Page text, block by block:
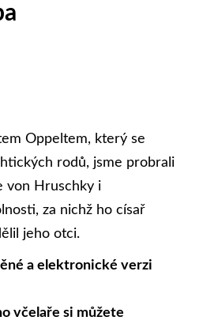
Oppeltem, který se
rodů, jsme probrali
von Hruschky i
za nichž ho císař
jeho otci.
a elektronické verzi
včelaře si můžete